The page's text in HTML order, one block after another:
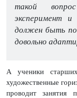
такой
эксперимент
должен быть
довольно
А ученики
художественные
проводит занятия